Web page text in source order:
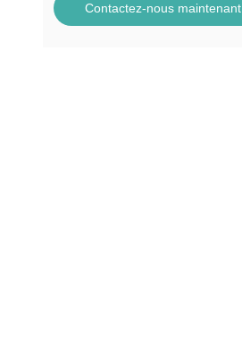
Contactez-nous maintenant